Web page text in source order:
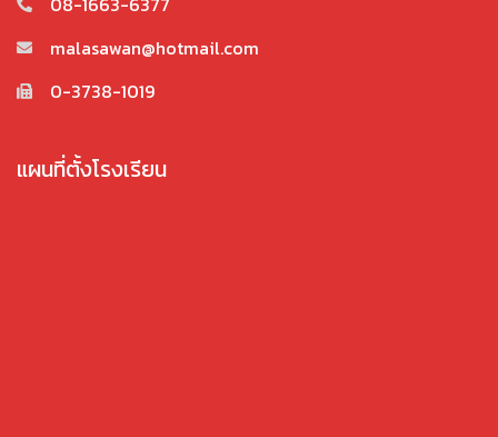
malasawan@hotmail.com
0-3738-1019
แผนที่ตั้งโรงเรียน